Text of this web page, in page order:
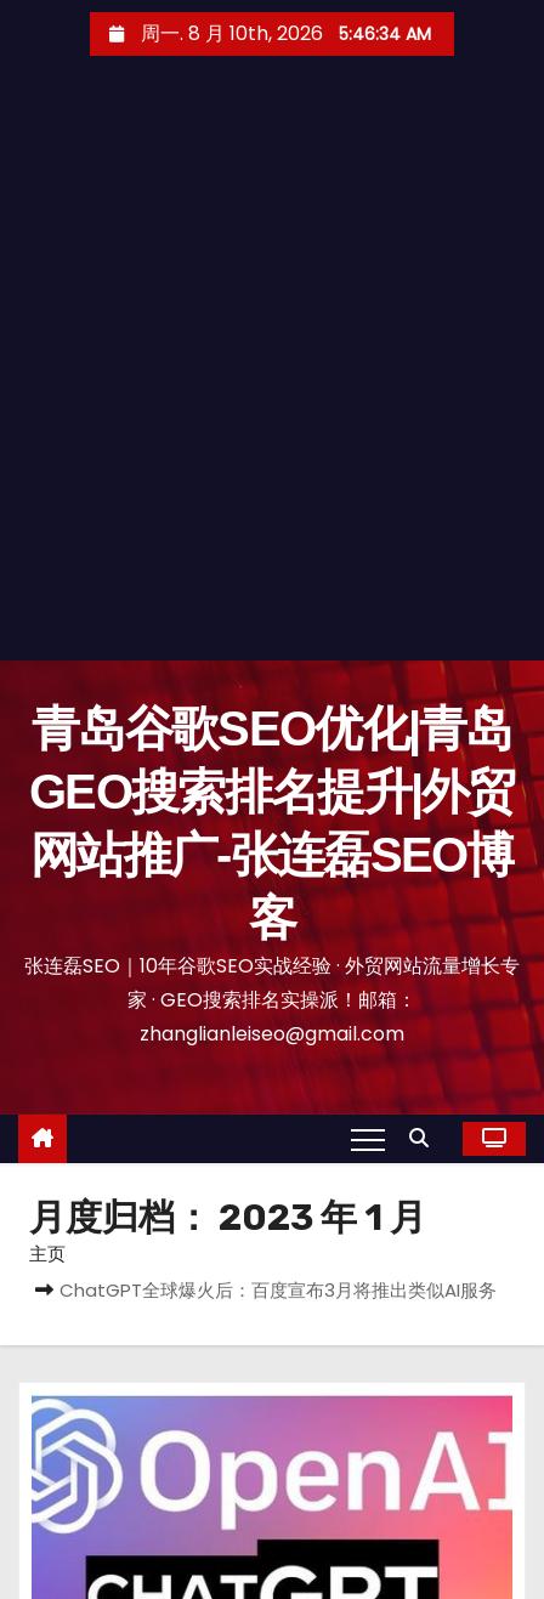
周一. 8 月 10th, 2026 5:46:35 AM
青岛谷歌SEO优化|青岛
GEO搜索排名提升|外贸
网站推广-张连磊SEO博
客
张连磊SEO｜10年谷歌SEO实战经验 · 外贸网站流量增长专
家 · GEO搜索排名实操派！邮箱：
zhanglianleiseo@gmail.com
月度归档： 2023 年 1 月
主页
ChatGPT全球爆火后：百度宣布3月将推出类似AI服务